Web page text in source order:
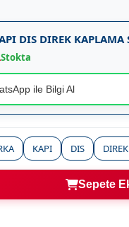
DIS DIREK KAPLAMA
Stokta
ile Bilgi Al
KAPI DIS DIREK
Sepete